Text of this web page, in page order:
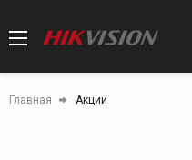
Главная Акции